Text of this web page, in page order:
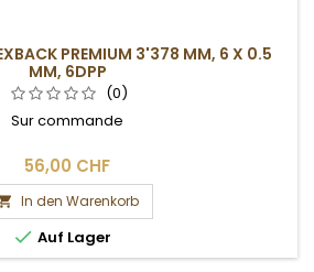
PREMIUM 3'378 MM, 6 X 0.5
MM, 6DPP
(0)
Sur commande
56,00 CHF
In den Warenkorb
 Auf Lager